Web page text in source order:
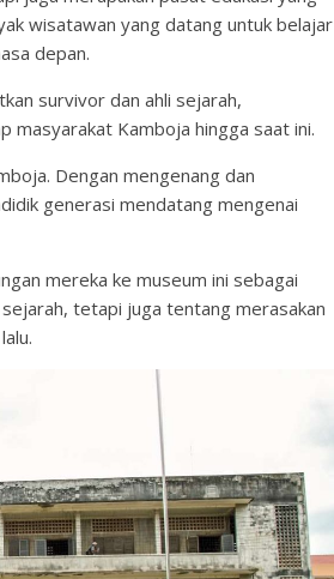
wisatawan yang datang untuk belajar
depan.
survivor dan ahli sejarah,
masyarakat Kamboja hingga saat ini.
Dengan mengenang dan
generasi mendatang mengenai
mereka ke museum ini sebagai
tetapi juga tentang merasakan